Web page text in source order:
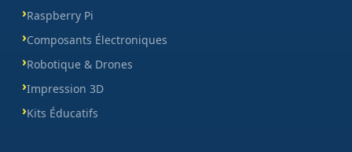
Raspberry Pi
Composants Électroniques
Robotique & Drones
Impression 3D
Kits Éducatifs